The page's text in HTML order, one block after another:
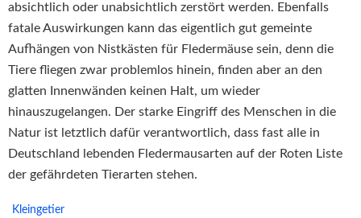
absichtlich oder unabsichtlich zerstört werden. Ebenfalls
fatale Auswirkungen kann das eigentlich gut gemeinte
Aufhängen von Nistkästen für Fledermäuse sein, denn die
Tiere fliegen zwar problemlos hinein, finden aber an den
glatten Innenwänden keinen Halt, um wieder
hinauszugelangen. Der starke Eingriff des Menschen in die
Natur ist letztlich dafür verantwortlich, dass fast alle in
Deutschland lebenden Fledermausarten auf der Roten Liste
der gefährdeten Tierarten stehen.
Kleingetier